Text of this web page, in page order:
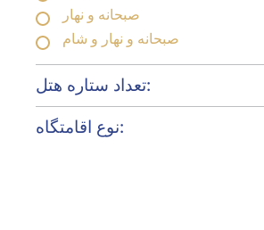
صبحانه و نهار
صبحانه و نهار و شام
تعداد ستاره هتل:
نوع اقامتگاه: